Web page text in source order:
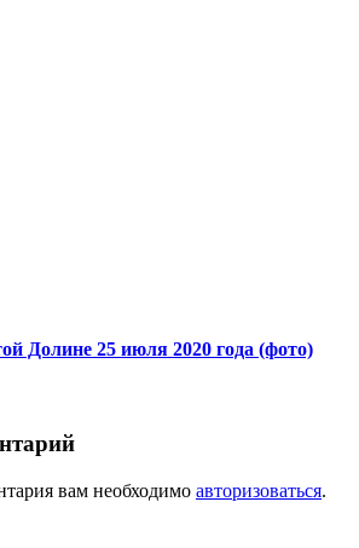
Долине 25 июля 2020 года (фото)
вам необходимо авторизоваться.